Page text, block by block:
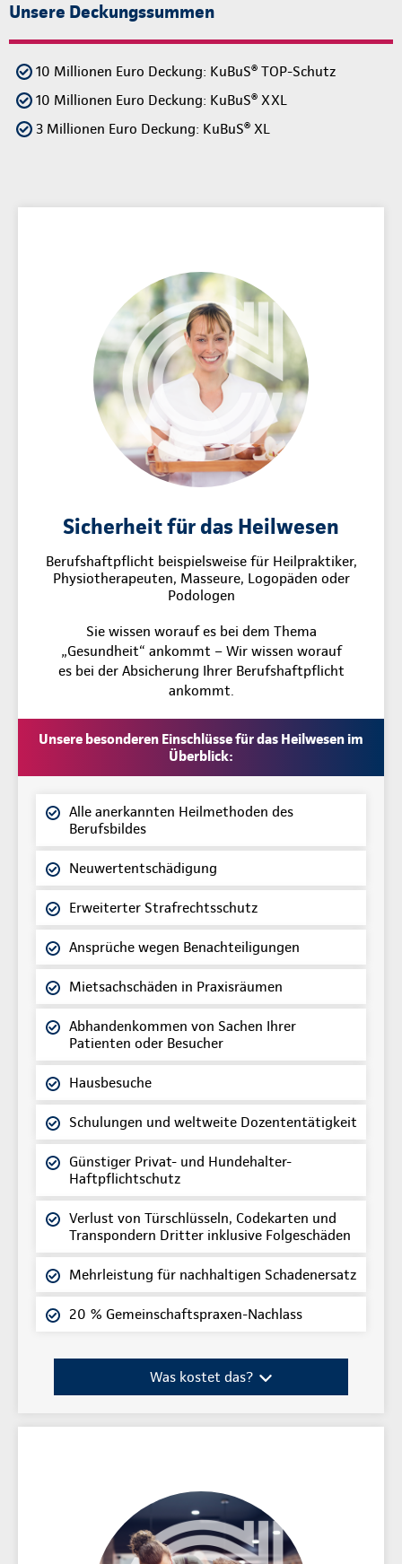
Unsere Deckungssummen
10 Millionen Euro Deckung: KuBuS® TOP-Schutz
10 Millionen Euro Deckung: KuBuS® XXL
3 Millionen Euro Deckung: KuBuS® XL
Sicherheit für das Heilwesen
Berufshaftpflicht beispielsweise für Heilpraktiker,
Physiotherapeuten, Masseure, Logopäden oder
Podologen
Sie wissen worauf es bei dem Thema
„Gesundheit“ ankommt – Wir wissen worauf
es bei der Absicherung Ihrer Berufshaftpflicht
ankommt.
Unsere besonderen Einschlüsse für das Heilwesen im
Überblick:
Alle anerkannten Heilmethoden des
Berufsbildes
Neuwertentschädigung
Erweiterter Strafrechtsschutz
Ansprüche wegen Benachteiligungen
Mietsachschäden in Praxisräumen
Abhandenkommen von Sachen Ihrer
Patienten oder Besucher
Hausbesuche
Schulungen und weltweite Dozententätigkeit
Günstiger Privat- und Hundehalter-
Haftpflichtschutz
Verlust von Türschlüsseln, Codekarten und
Transpondern Dritter inklusive Folgeschäden
Mehrleistung für nachhaltigen Schadenersatz
20 % Gemeinschaftspraxen-Nachlass
Was kostet das?